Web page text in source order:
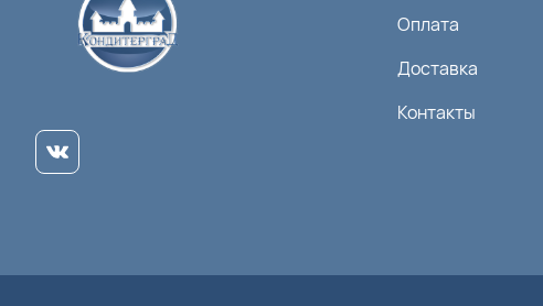
Оплата
Доставка
Контакты